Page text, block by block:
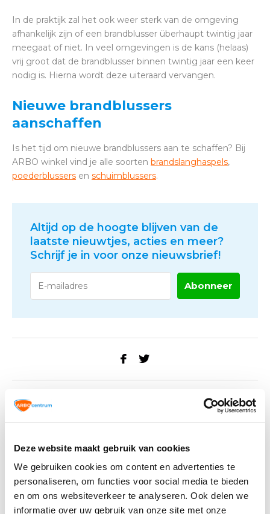
Deze website maakt gebruik van cookies
We gebruiken cookies om content en advertenties te
personaliseren, om functies voor social media te bieden
en om ons websiteverkeer te analyseren. Ook delen we
informatie over uw gebruik van onze site met onze
In de praktijk zal het ook weer sterk van de omgeving
afhankelijk zijn of een brandblusser überhaupt twintig jaar
meegaat of niet. In veel omgevingen is de kans (helaas)
vrij groot dat de brandblusser binnen twintig jaar een keer
nodig is. Hierna wordt deze uiteraard vervangen.
Nieuwe brandblussers
aanschaffen
Is het tijd om nieuwe brandblussers aan te schaffen? Bij
ARBO winkel vind je alle soorten brandslanghaspels,
poederblussers en schuimblussers.
Altijd op de hoogte blijven van de
laatste nieuwtjes, acties en meer?
Schrijf je in voor onze nieuwsbrief!
Abonneer
Reacties
Zeker wij keuren door heel Nederland heen. Een
aanvraag kan je hiervoor doen via onze diensten